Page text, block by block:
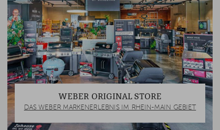
WEBER ORIGINAL STORE
DAS WEBER MARKENERLEBNIS IM RHEIN-MAIN GEBIET